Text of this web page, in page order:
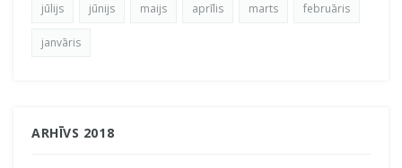
jūlijs jūnijs maijs aprīlis marts februāris
janvāris
ARHĪVS 2018